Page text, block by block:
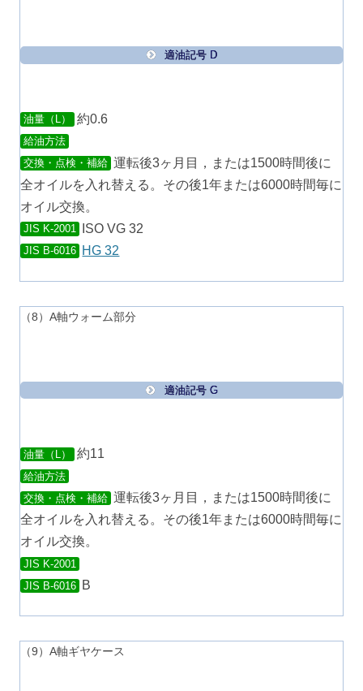
適油記号 D
油量（L） 約0.6
給油方法
交換・点検・補給 運転後3ヶ月目，または1500時間後に
全オイルを入れ替える。その後1年または6000時間毎に
オイル交換。
JIS K-2001 ISO VG 32
JIS B-6016 HG 32
（8）A軸ウォーム部分
適油記号 G
油量（L） 約11
給油方法
交換・点検・補給 運転後3ヶ月目，または1500時間後に
全オイルを入れ替える。その後1年または6000時間毎に
オイル交換。
JIS K-2001
JIS B-6016
B
（9）A軸ギヤケース